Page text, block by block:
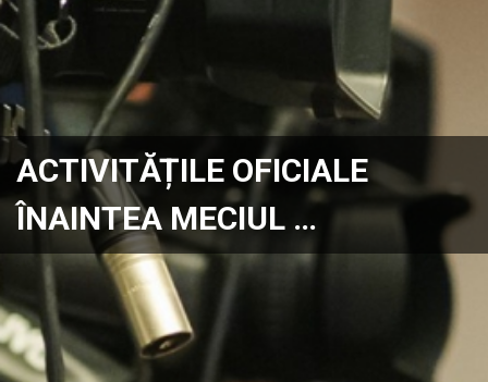
ACTIVITĂȚILE OFICIALE
ÎNAINTEA MECIUL …